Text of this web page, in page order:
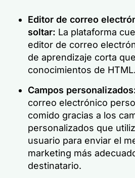
Editor de correo
soltar: La plataforma
editor de correo
de aprendizaje corta
conocimientos de HTML.
Campos
correo electrónico
comido gracias a los
personalizados que
usuario para enviar el
marketing más
destinatario.